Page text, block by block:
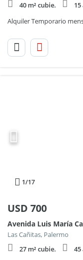
40 m² cubie.
Alquiler Temporario
1/17
USD 700
Avenida Luis María
Las Cañitas, Palermo
27 m² cubie.
45